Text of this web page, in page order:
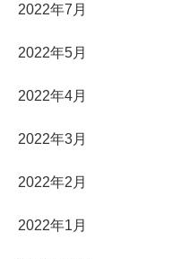
2022年7月
2022年5月
2022年4月
2022年3月
2022年2月
2022年1月